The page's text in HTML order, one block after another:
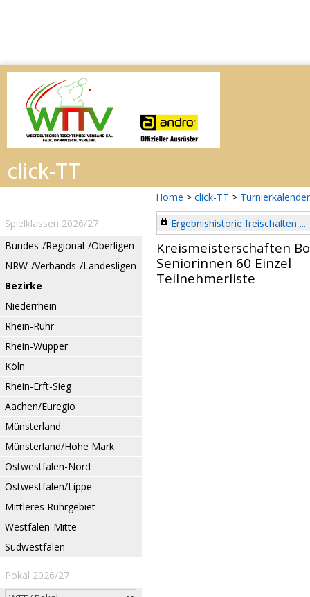
Home > click-TT > Turnierkalender
Spielklassen 2026/27
Bundes-/Regional-/Oberligen
NRW-/Verbands-/Landesligen
Bezirke
Niederrhein
Rhein-Ruhr
Rhein-Wupper
Köln
Rhein-Erft-Sieg
Aachen/Euregio
Münsterland
Münsterland/Hohe Mark
Ostwestfalen-Nord
Ostwestfalen/Lippe
Mittleres Ruhrgebiet
Westfalen-Mitte
Südwestfalen
Pokal 2026/27
Ergebnishistorie freischalten ...
Kreismeisterschaften
Seniorinnen 60 Einzel
Teilnehmerliste